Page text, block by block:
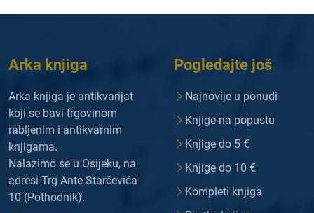
Arka knjiga
Arka knjiga je antikvarijat
koji se bavi trgovinom
rabljenim i antikvarnim
knjigama.
Nalazimo se u Osijeku, na
adresi Trg Ante Starčevića
10 (Pothodnik).
Pogledajte još
Najnovije u ponudi
Knjige na popustu
Knjige do 5 €
Knjige do 10 €
Kompleti knjiga